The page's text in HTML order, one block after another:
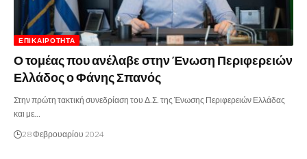
ΕΠΙΚΑΙΡΌΤΗΤΑ
Ο τομέας που ανέλαβε στην Ένωση Περιφερειών
Ελλάδος ο Φάνης Σπανός
Στην πρώτη τακτική συνεδρίαση του Δ.Σ. της Ένωσης Περιφερειών Ελλάδας
και με…
28 Φεβρουαρίου 2024